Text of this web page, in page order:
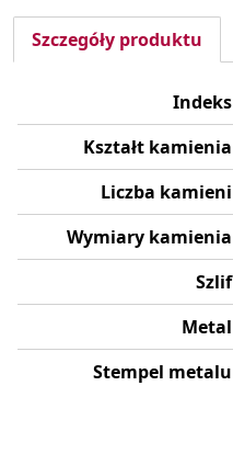
Szczegóły produktu
Indeks
Kształt kamienia
Liczba kamieni
Wymiary kamienia
Szlif
Metal
Stempel metalu